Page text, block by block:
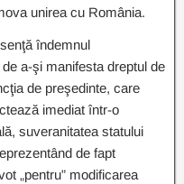
unirea cu România.
îndemnul
a-şi manifesta dreptul de
de preşedinte, care
imediat într-o
suveranitatea statului
de fapt
„pentru” modificarea